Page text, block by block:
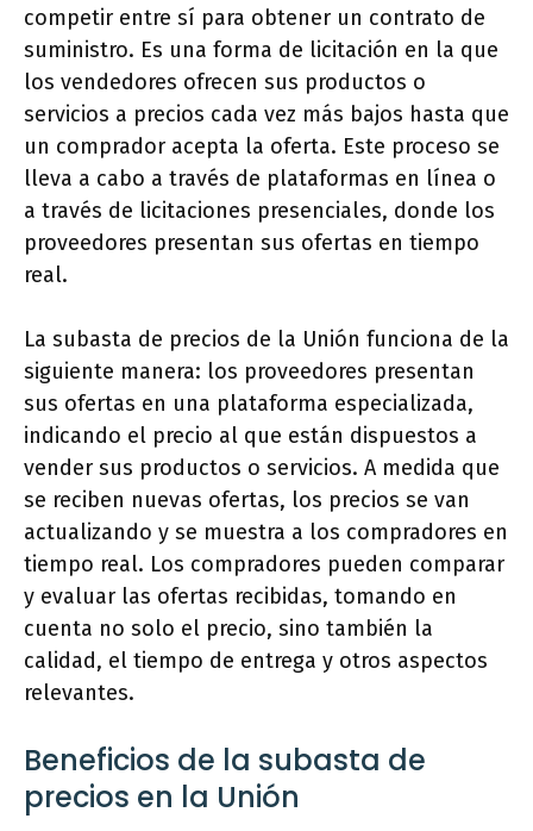
competir entre sí para obtener un contrato de
suministro. Es una forma de licitación en la que
los vendedores ofrecen sus productos o
servicios a precios cada vez más bajos hasta que
un comprador acepta la oferta. Este proceso se
lleva a cabo a través de plataformas en línea o
a través de licitaciones presenciales, donde los
proveedores presentan sus ofertas en tiempo
real.
La subasta de precios de la Unión funciona de la
siguiente manera: los proveedores presentan
sus ofertas en una plataforma especializada,
indicando el precio al que están dispuestos a
vender sus productos o servicios. A medida que
se reciben nuevas ofertas, los precios se van
actualizando y se muestra a los compradores en
tiempo real. Los compradores pueden comparar
y evaluar las ofertas recibidas, tomando en
cuenta no solo el precio, sino también la
calidad, el tiempo de entrega y otros aspectos
relevantes.
Beneficios de la subasta de
precios en la Unión